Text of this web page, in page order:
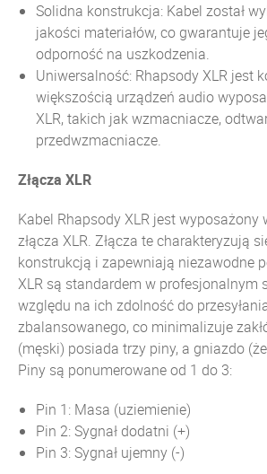
Solidna konstrukcja: Kabel został
jakości materiałów, co gwarantuje
odporność na uszkodzenia.
Uniwersalność: Rhapsody XLR jest
większością urządzeń audio
XLR, takich jak wzmacniacze,
przedwzmacniacze.
Złącza XLR
Kabel Rhapsody XLR jest wyposażony
złącza XLR. Złącza te charakteryzują
konstrukcją i zapewniają niezawodne
XLR są standardem w profesjonalnym
względu na ich zdolność do
zbalansowanego, co minimalizuje
(męski) posiada trzy piny, a gniazdo
Piny są ponumerowane od 1 do 3:
Pin 1: Masa (uziemienie)
Pin 2: Sygnał dodatni (+)
Pin 3: Sygnał ujemny (-)